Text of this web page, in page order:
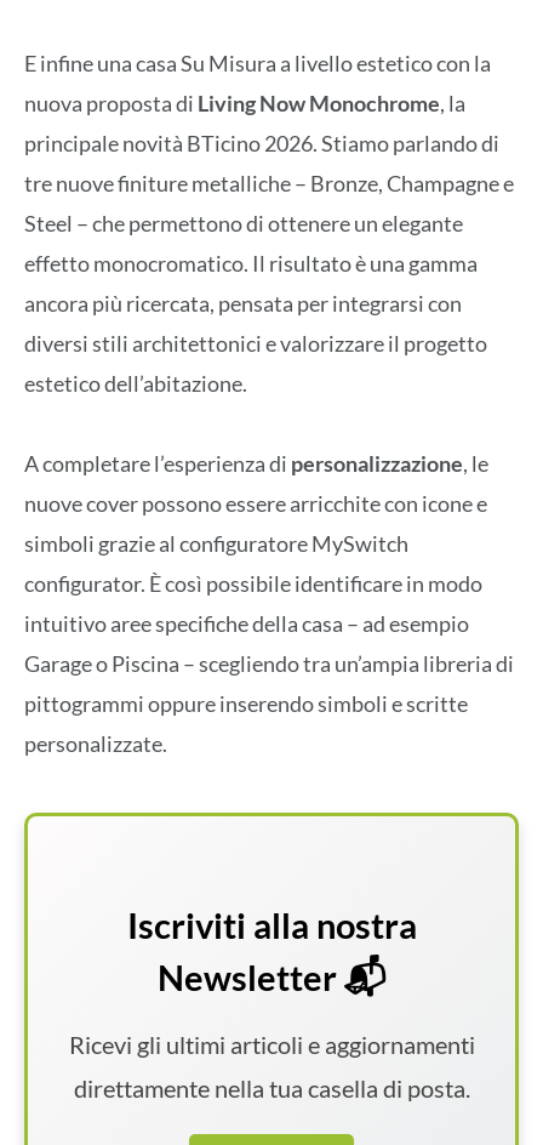
E infine una casa Su Misura a livello estetico con la
nuova proposta di Living Now Monochrome, la
principale novità BTicino 2026. Stiamo parlando di
tre nuove finiture metalliche – Bronze, Champagne e
Steel – che permettono di ottenere un elegante
effetto monocromatico. Il risultato è una gamma
ancora più ricercata, pensata per integrarsi con
diversi stili architettonici e valorizzare il progetto
estetico dell’abitazione.
A completare l’esperienza di personalizzazione, le
nuove cover possono essere arricchite con icone e
simboli grazie al configuratore MySwitch
configurator. È così possibile identificare in modo
intuitivo aree specifiche della casa – ad esempio
Garage o Piscina – scegliendo tra un’ampia libreria di
pittogrammi oppure inserendo simboli e scritte
personalizzate.
Iscriviti alla nostra
Newsletter 📬
Ricevi gli ultimi articoli e aggiornamenti
direttamente nella tua casella di posta.